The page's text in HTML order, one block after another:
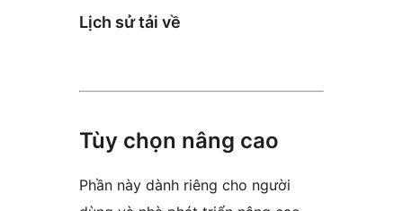
Lịch sử tải về
Tùy chọn nâng cao
Phần này dành riêng cho người